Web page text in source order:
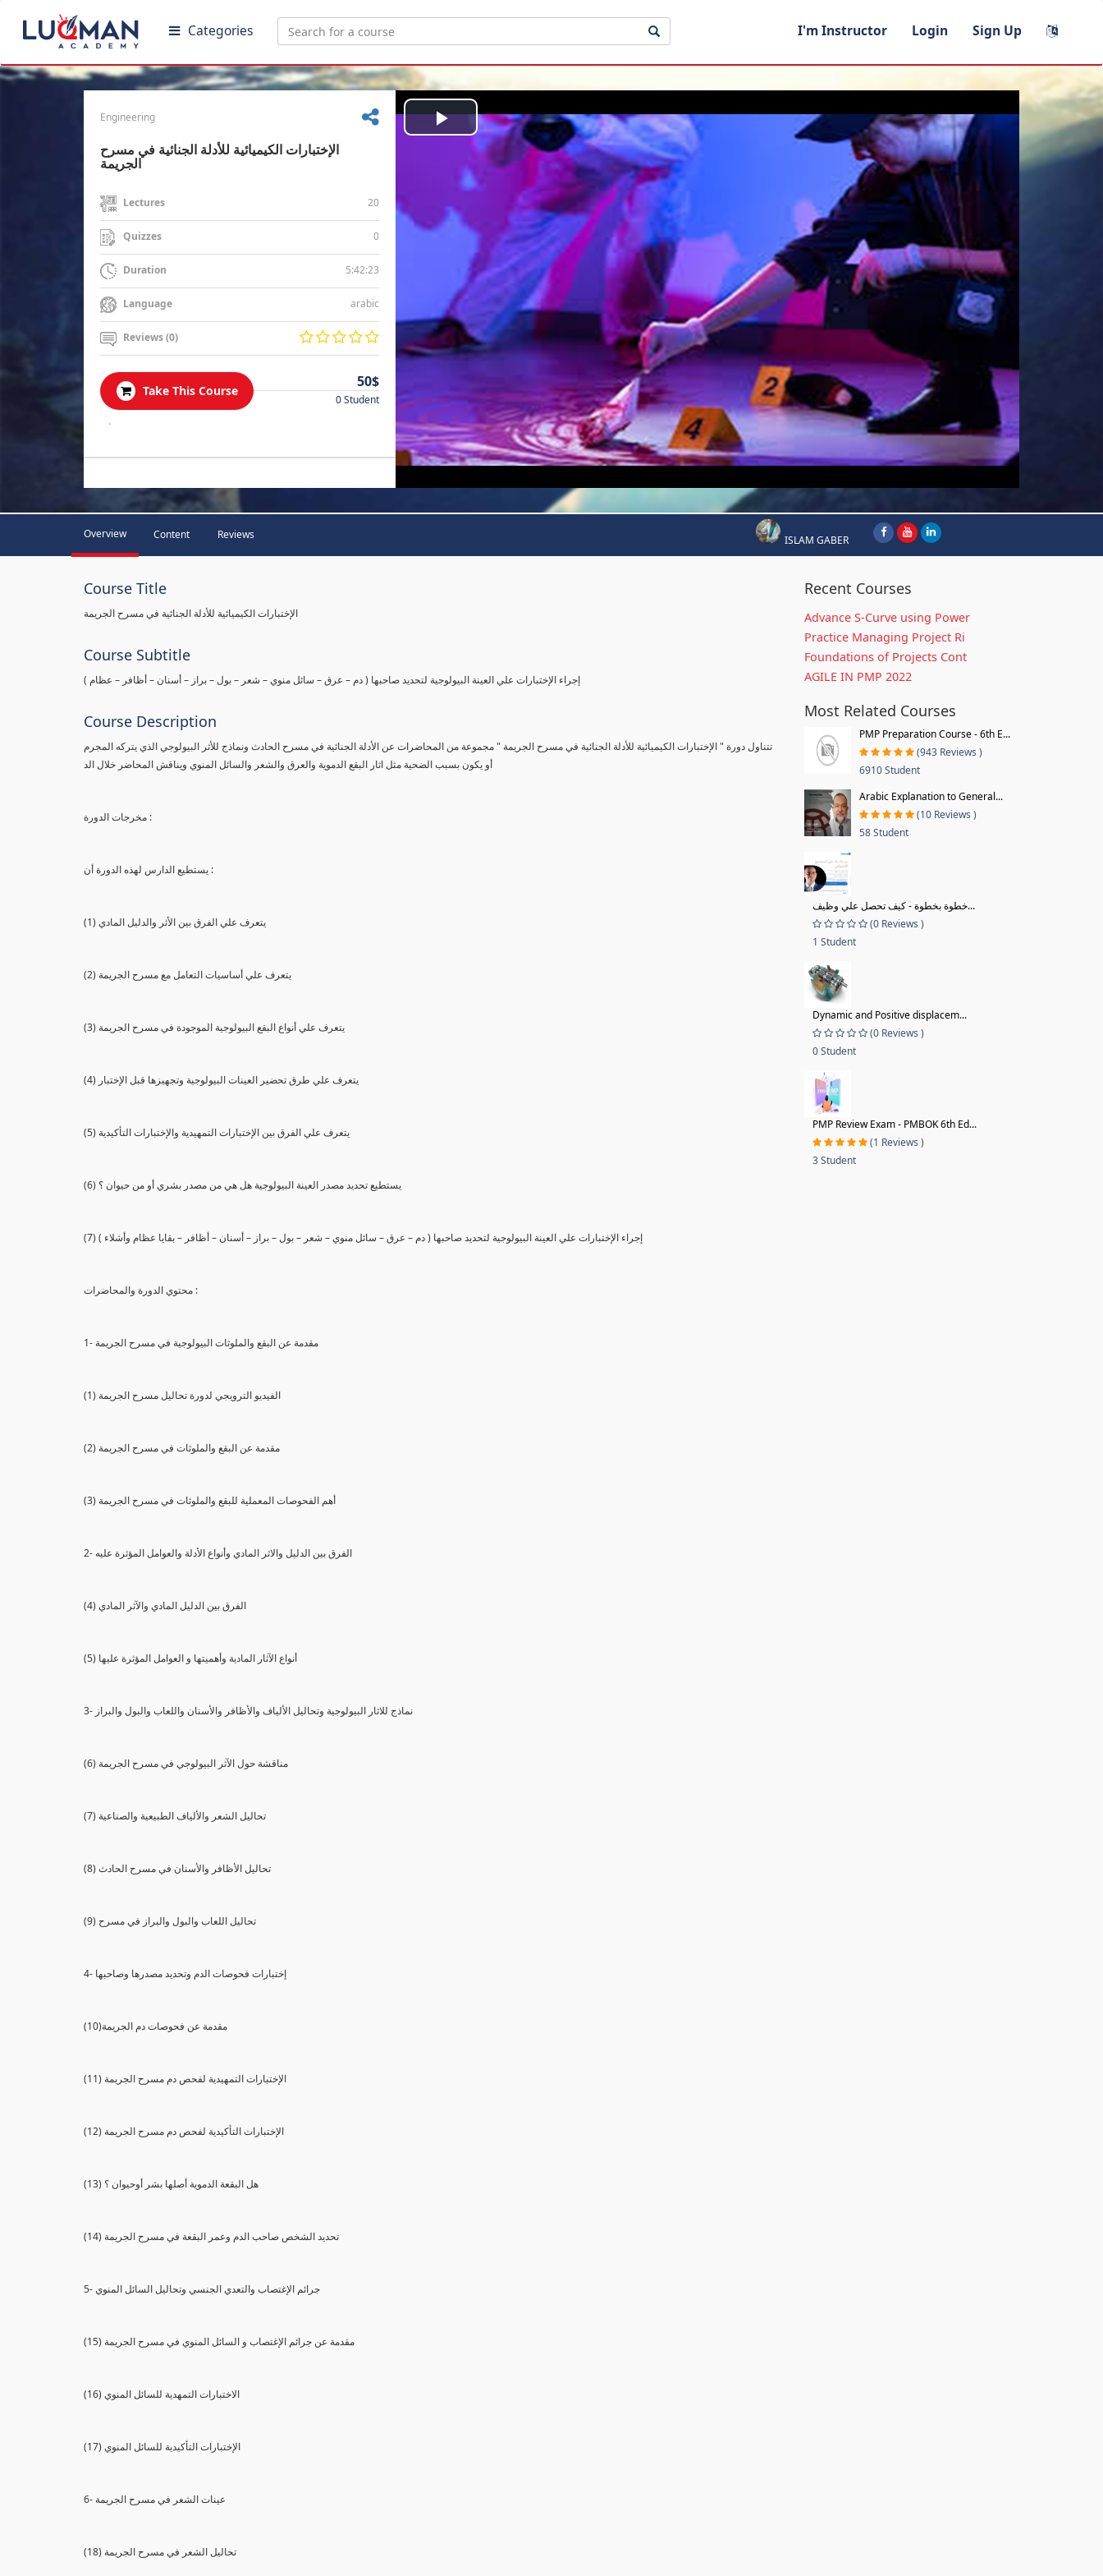
Categories I'm Instructor Login Sign Up
Engineering
الإختبارات الكيميائية للأدلة الجنائية في مسرح
الجريمة
Lectures 20
Quizzes 0
Duration 5:42:23
Language arabic
Reviews (0)
Take This Course
50$
0 Student
.
Play
Video
Overview Content Reviews ISLAM GABER
Course Title
الإختبارات الكيميائية للأدلة الجنائية في مسرح الجريمة
Course Subtitle
( إجراء الإختبارات علي العينة البيولوجية لتحديد صاحبها ( دم – عرق – سائل منوي – شعر – بول – براز – أسنان – أظافر – عظام
Course Description
تتناول دورة " الإختبارات الكيميائية للأدلة الجنائية في مسرح الجريمة " مجموعة من المحاضرات عن الأدلة الجنائية في مسرح الحادث ونماذج للأثر البيولوجي الذي يتركه المجرم
أو يكون بسبب الضحية مثل اثار البقع الدموية والعرق والشعر والسائل المنوي ويناقش المحاضر خلال الد
مخرجات الدورة :
يستطيع الدارس لهذه الدورة أن :
(1) يتعرف علي الفرق بين الأثر والدليل المادي
(2) يتعرف علي أساسيات التعامل مع مسرح الجريمة
(3) يتعرف علي أنواع البقع البيولوجية الموجودة في مسرح الجريمة
(4) يتعرف علي طرق تحضير العينات البيولوجية وتجهيزها قبل الإختبار
(5) يتعرف علي الفرق بين الإختبارات التمهيدية والإختبارات التأكيدية
(6) يستطيع تحديد مصدر العينة البيولوجية هل هي من مصدر بشري أو من حيوان ؟
(7) إجراء الإختبارات علي العينة البيولوجية لتحديد صاحبها ( دم – عرق – سائل منوي – شعر – بول – براز – أسنان – أظافر – بقايا عظام وأشلاء )
محتوي الدورة والمحاضرات :
1- مقدمة عن البقع والملوثات البيولوجية في مسرح الجريمة
(1) الفيديو الترويجي لدورة تحاليل مسرح الجريمة
(2) مقدمة عن البقع والملوثات في مسرح الجريمة
(3) أهم الفحوصات المعملية للبقع والملوثات في مسرح الجريمة
2- الفرق بين الدليل والاثر المادي وأنواع الأدلة والعوامل المؤثرة عليه
(4) الفرق بين الدليل المادي والآثر المادي
(5) أنواع الآثار المادية وأهميتها و العوامل المؤثرة عليها
3- نماذج للاثار البيولوجية وتحاليل الألياف والأظافر والأسنان واللعاب والبول والبراز
(6) مناقشة حول الآثر البيولوجي في مسرح الجريمة
(7) تحاليل الشعر والألياف الطبيعية والصناعية
(8) تحاليل الأظافر والأسنان في مسرح الحادث
(9) تحاليل اللعاب والبول والبراز في مسرح
4- إختبارات فحوصات الدم وتحديد مصدرها وصاحبها
(10)مقدمة عن فحوصات دم الجريمة
(11) الإختبارات التمهيدية لفحص دم مسرح الجريمة
(12) الإختبارات التأكيدية لفحص دم مسرح الجريمة
(13) هل البقعة الدموية أصلها بشر أوحيوان ؟
(14) تحديد الشخص صاحب الدم وعمر البقعة في مسرح الجريمة
5- جرائم الإغتصاب والتعدي الجنسي وتحاليل السائل المنوي
(15) مقدمة عن جرائم الإغتصاب و السائل المنوي في مسرح الجريمة
(16) الاختبارات التمهدية للسائل المنوي
(17) الإختبارات التأكيدية للسائل المنوي
6- عينات الشعر في مسرح الجريمة
(18) تحاليل الشعر في مسرح الجريمة
Recent Courses
Advance S-Curve using Power
Practice Managing Project Ri
Foundations of Projects Cont
AGILE IN PMP 2022
Most Related Courses
PMP Preparation Course - 6th E...
(943 Reviews )
6910 Student
Arabic Explanation to General...
(10 Reviews )
58 Student
خطوة بخطوة - كيف تحصل علي وظيف...
(0 Reviews )
1 Student
Dynamic and Positive displacem...
(0 Reviews )
0 Student
PMP Review Exam - PMBOK 6th Ed...
(1 Reviews )
3 Student